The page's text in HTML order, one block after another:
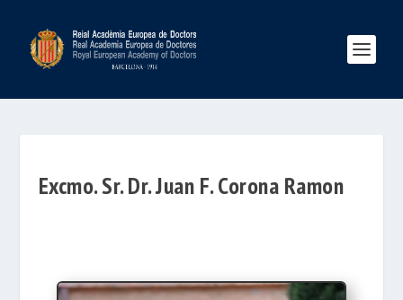
Excmo. Sr. Dr. Juan F. Corona Ramon